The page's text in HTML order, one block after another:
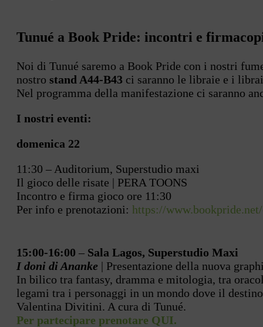
Tunué a Book Pride: incontri e
Noi di Tunué saremo a Book Pride con i nostri
nostro stand A44-B43 ci saranno le libraie e i
Nel programma della manifestazione ci saranno
I nostri eventi:
domenica 22
11:30 – Auditorium, Superstudio maxi
Il gioco delle risate | PERA TOONS
Incontro e firma gioco ore 11:30
Per info e prenotazioni: https://
15:00-16:00 – Sala Lagos, Superstudio Maxi
I doni di Ananke | Presentazione della nuova
In bilico tra fantasy, dramma e mitologia, tra
legami tra i personaggi in un mondo dove il
Valentina Divitini. A cura di Tunué.
Per partecipare prenotare QUI.